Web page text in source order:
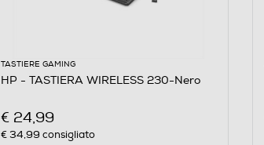
TASTIERE GAMING
HP - TASTIERA WIRELESS 230-Nero
€ 24,99
€ 34,99 consigliato